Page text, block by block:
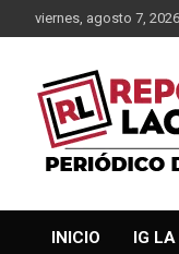
al
viernes, agosto 7, 2026
INICIO IG